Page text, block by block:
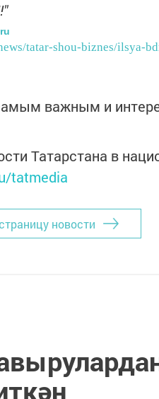
tatar-shou-biznes/ilsya-
важным и
Татарстана в
tatmedia
новости